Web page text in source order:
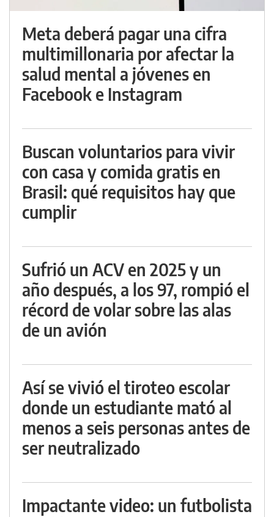
Meta deberá pagar una cifra
multimillonaria por afectar la
salud mental a jóvenes en
Facebook e Instagram
Buscan voluntarios para vivir
con casa y comida gratis en
Brasil: qué requisitos hay que
cumplir
Sufrió un ACV en 2025 y un
año después, a los 97, rompió el
récord de volar sobre las alas
de un avión
Así se vivió el tiroteo escolar
donde un estudiante mató al
menos a seis personas antes de
ser neutralizado
Impactante video: un futbolista